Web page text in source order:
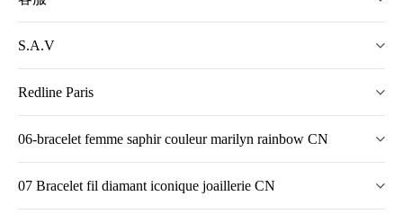
S.A.V
Redline Paris
06-bracelet femme saphir couleur marilyn rainbow CN
07 Bracelet fil diamant iconique joaillerie CN